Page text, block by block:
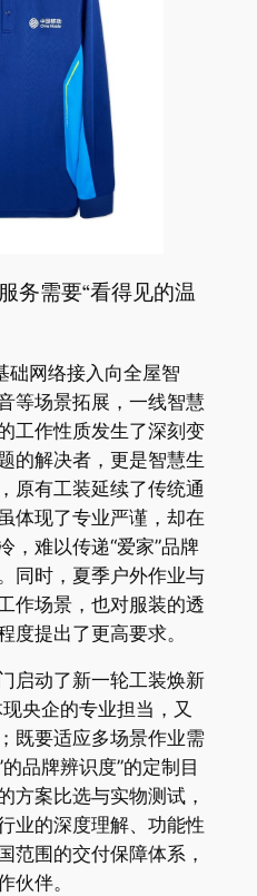
务需要“看得见的温
础网络接入向全屋智
等场景拓展，一线智慧
工作性质发生了深刻变
的解决者，更是智慧生
原有工装延续了传统通
体现了专业严谨，却在
，难以传递“爱家”品牌
同时，夏季户外作业与
作场景，也对服装的透
度提出了更高要求。
启动了新一轮工装焕新
央企的专业担当，又
既要适应多场景作业需
品牌辨识度”的定制目
方案比选与实物测试，
业的深度理解、功能性
范围的交付保障体系，
伙伴。